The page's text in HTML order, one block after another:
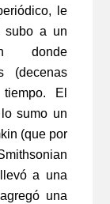
le
subo a un
donde
(decenas
El
sumo un
(que por
a una
una